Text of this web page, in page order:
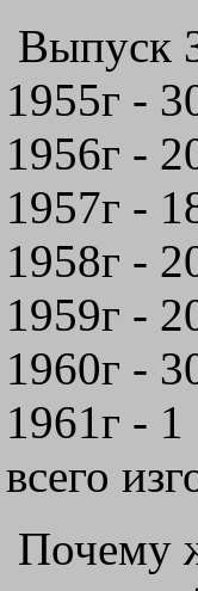
Выпуск
1955г -
1956г -
1957г -
1958г -
1959г -
1960г -
1961г - 1
всего
Почему